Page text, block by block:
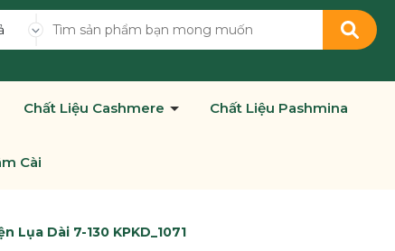
Chất Liệu Cashmere Chất Liệu Pashmina
Cài
Lụa Dài 7-130 KPKD_1071